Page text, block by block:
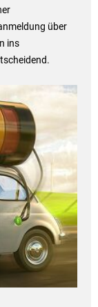
über
ins